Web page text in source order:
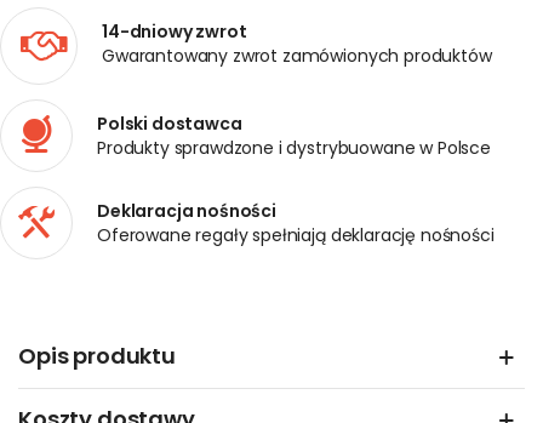
14-dniowy zwrot
Gwarantowany zwrot zamówionych produktów
Polski dostawca
Produkty sprawdzone i dystrybuowane w Polsce
Deklaracja nośności
Oferowane regały spełniają deklarację nośności
Opis produktu